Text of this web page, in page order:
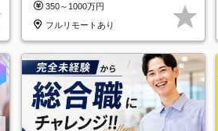
OK
350～1000万円
フルリモートあり